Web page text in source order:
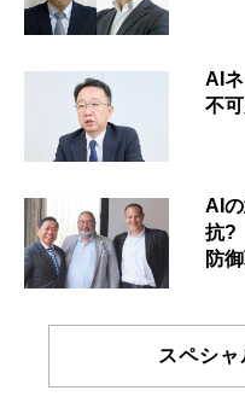
AI
不
AI
抗?
防
スペシ